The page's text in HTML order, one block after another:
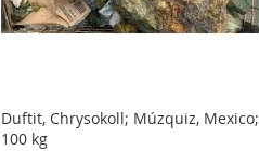
Duftit, Chrysokoll; Múzquiz, Mexico;
100 kg